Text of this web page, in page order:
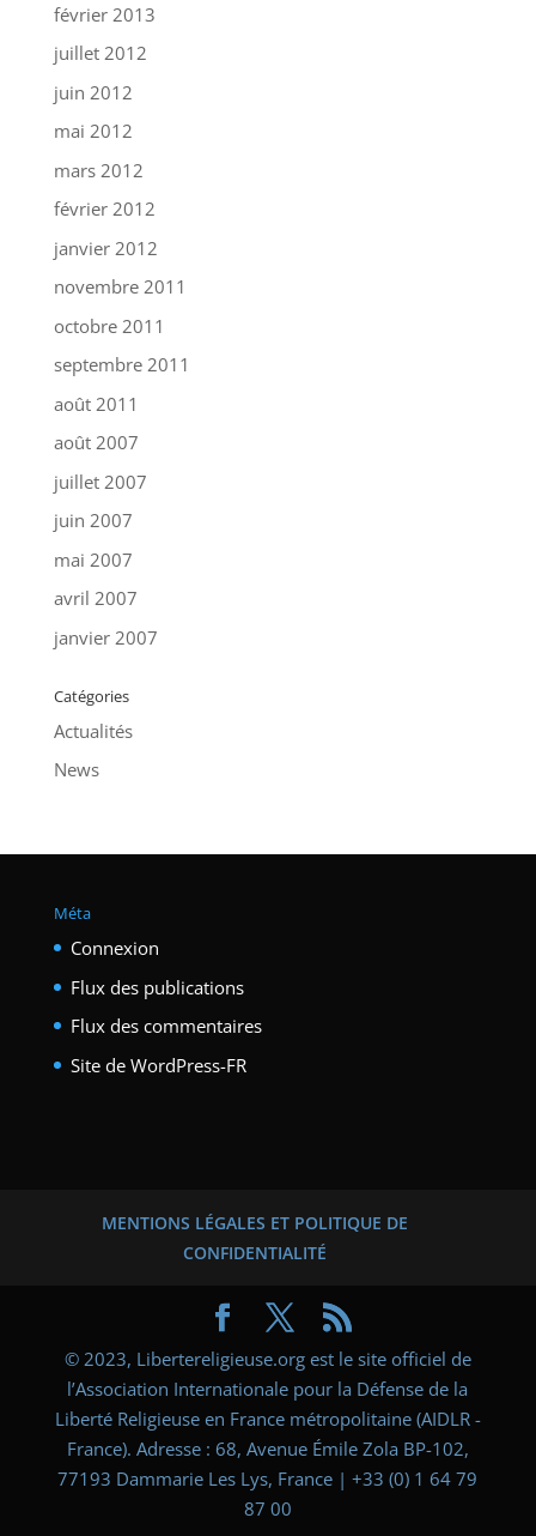
février 2013
juillet 2012
juin 2012
mai 2012
mars 2012
février 2012
janvier 2012
novembre 2011
octobre 2011
septembre 2011
août 2011
août 2007
juillet 2007
juin 2007
mai 2007
avril 2007
janvier 2007
Catégories
Actualités
News
Méta
Connexion
Flux des publications
Flux des commentaires
Site de WordPress-FR
MENTIONS LÉGALES ET POLITIQUE DE
CONFIDENTIALITÉ
© 2023, Libertereligieuse.org est le site officiel de
l’Association Internationale pour la Défense de la
Liberté Religieuse en France métropolitaine (AIDLR -
France). Adresse : 68, Avenue Émile Zola BP-102,
77193 Dammarie Les Lys, France | +33 (0) 1 64 79
87 00